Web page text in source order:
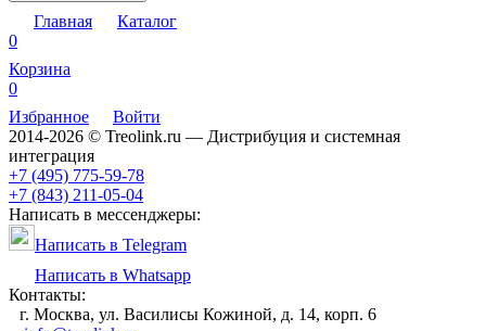
Главная
Каталог
0
Корзина
0
Избранное
Войти
2014-2026 © Treolink.ru — Дистрибуция и системная
интеграция
+7 (495) 775-59-78
+7 (843) 211-05-04
Написать в мессенджеры:
Написать в Telegram
Написать в Whatsapp
Контакты:
г. Москва, ул. Василисы Кожиной, д. 14, корп. 6